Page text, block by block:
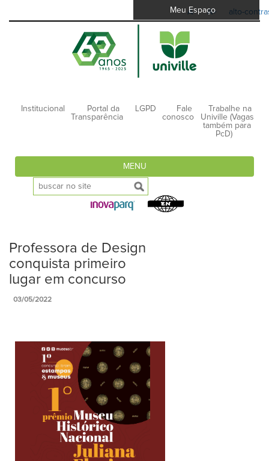
A- A+ alto-
Meu Espaço
Institucional
Portal da
Transparência
LGPD
Fale
conosco
Trabalhe na
Univille (Vagas
também para
PcD)
MENU
Professora de Design
conquista primeiro
lugar em concurso
03/05/2022